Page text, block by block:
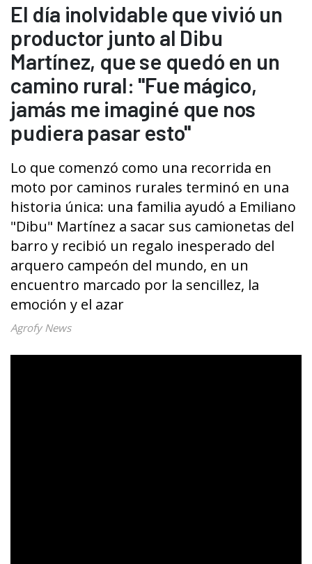
El día inolvidable que vivió un
productor junto al Dibu
Martínez, que se quedó en un
camino rural: "Fue mágico,
jamás me imaginé que nos
pudiera pasar esto"
Lo que comenzó como una recorrida en
moto por caminos rurales terminó en una
historia única: una familia ayudó a Emiliano
"Dibu" Martínez a sacar sus camionetas del
barro y recibió un regalo inesperado del
arquero campeón del mundo, en un
encuentro marcado por la sencillez, la
emoción y el azar
Agrofy News